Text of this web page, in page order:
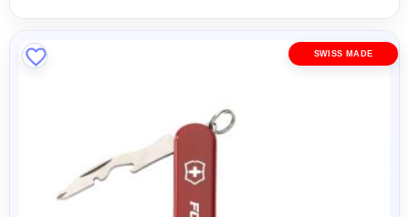
SWISS MADE